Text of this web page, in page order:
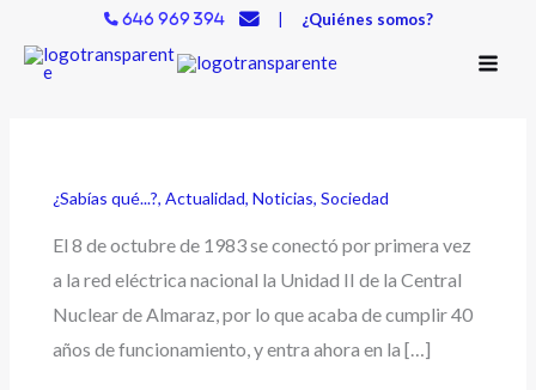
contenido
646 969 394 | ¿Quiénes somos?
¿Sabías qué...?,Actualidad,Noticias,Sociedad
El 8 de octubre de 1983 se conectó por primera vez
a la red eléctrica nacional la Unidad II de la Central
Nuclear de Almaraz, por lo que acaba de cumplir 40
años de funcionamiento, y entra ahora en la […]